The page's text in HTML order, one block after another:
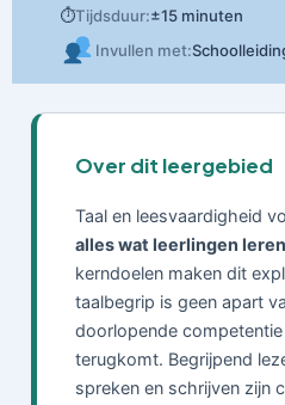
⏱Tijdsduur:±15 minuten
Invullen met:
Over dit leergebied
Taal en leesvaardigheid
alles wat leerlingen leren
kerndoelen maken dit
taalbegrip is geen apart
doorlopende
terugkomt. Begrijpend
spreken en schrijven zijn